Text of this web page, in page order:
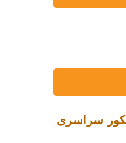
گروه آزمایشی هنر– کنکور سراسری